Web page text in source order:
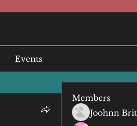
Events
Members
Joohnn